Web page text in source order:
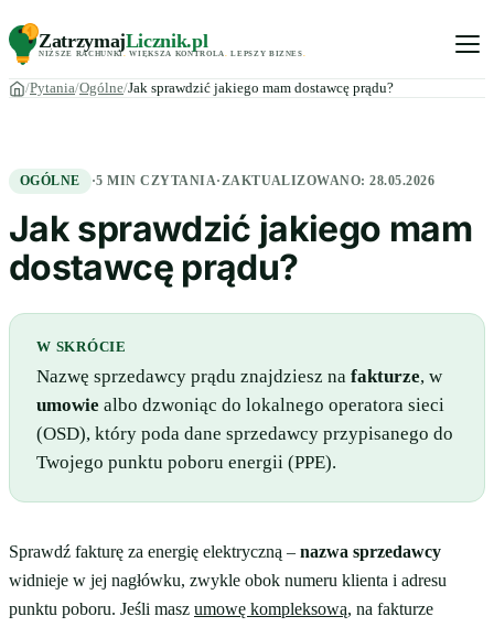
ZatrzymajLicznik.pl
NIŻSZE RACHUNKI. WIĘKSZA KONTROLA LEPSZY BIZNES
Pytania Ogólne Jak sprawdzić jakiego mam dostawcę prądu?
OGÓLNE ·5 MIN CZYTANIA·ZAKTUALIZOWANO:28.05.2026
Jak sprawdzić jakiego mam
dostawcę prądu?
W SKRÓCIE
Nazwę sprzedawcy prądu znajdziesz na fakturze, w
umowie albo dzwoniąc do lokalnego operatora sieci
(OSD), który poda dane sprzedawcy przypisanego do
Twojego punktu poboru energii (PPE).
Sprawdź fakturę za energię elektryczną – nazwa sprzedawcy
widnieje w jej nagłówku, zwykle obok numeru klienta i adresu
punktu poboru. Jeśli masz umowę kompleksową, na fakturze